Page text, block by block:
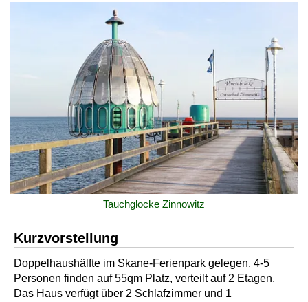
Tauchglocke Zinnowitz
Kurzvorstellung
Doppelhaushälfte im Skane-Ferienpark gelegen. 4-5
Personen finden auf 55qm Platz, verteilt auf 2 Etagen.
Das Haus verfügt über 2 Schlafzimmer und 1